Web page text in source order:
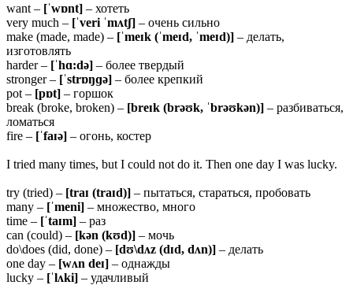
want – [ˈwɒnt] – хотеть
very much – [ˈveri ˈmʌtʃ] – очень сильно
make (made, made) – [ˈmeɪk (ˈmeɪd, ˈmeɪd)] – делать,
изготовлять
harder – [ˈhɑ:də] – более твердый
stronger – [ˈstrɒŋɡə] – более крепкий
pot – [pɒt] – горшок
break (broke, broken) – [breɪk (brəʊk, ˈbrəʊkən)] – разбиваться,
ломаться
fire – [ˈfaɪə] – огонь, костер
I tried many times, but I could not do it. Then one day I was lucky.
try (tried) – [traɪ (traɪd)] – пытаться, стараться, пробовать
many – [ˈmeni] – множество, много
time – [ˈtaɪm] – раз
can (could) – [kən (kʊd)] – мочь
do\does (did, done) – [dʊ\dʌz (dɪd, dʌn)] – делать
one day – [wʌn deɪ] – однажды
lucky – [ˈlʌki] – удачливый